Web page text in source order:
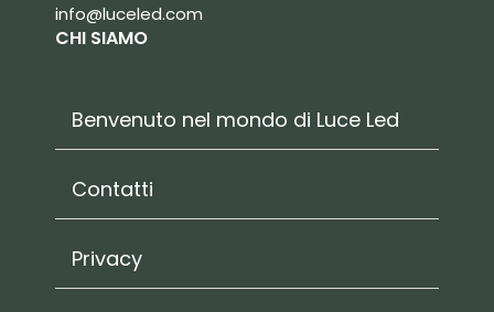
info@luceled.com
CHI SIAMO
Benvenuto nel mondo di Luce Led
Contatti
Privacy